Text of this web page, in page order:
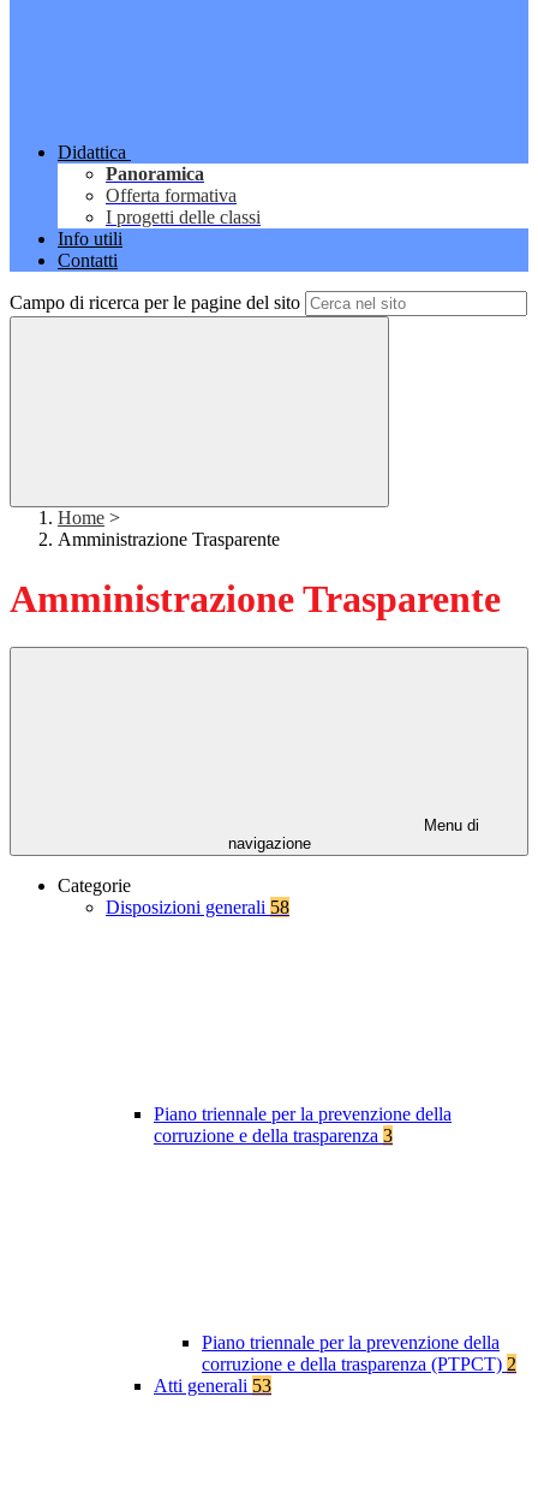
Didattica
Panoramica
Offerta formativa
I progetti delle classi
Info utili
Contatti
Campo di ricerca per le pagine del sito
Home >
Amministrazione Trasparente
Amministrazione Trasparente
Menu di
navigazione
Categorie
Disposizioni generali 58
Piano triennale per la prevenzione della
corruzione e della trasparenza 3
Piano triennale per la prevenzione della
corruzione e della trasparenza (PTPCT) 2
Atti generali 53